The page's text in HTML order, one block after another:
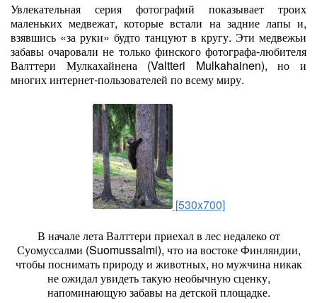
Увлекательная серия фотографий показывает троих
маленьких медвежат, которые встали на задние лапы и,
взявшись «за руки» будто танцуют в кругу. Эти медвежьи
забавы очаровали не только финского фотографа-любителя
Валттери Мулкахайнена (Valtteri Mulkahainen), но и
многих интернет-пользователей по всему миру.
[530x700]
В начале лета Валттери приехал в лес недалеко от
Суомуссалми (Suomussalmi), что на востоке Финляндии,
чтобы поснимать природу и животных, но мужчина никак
не ожидал увидеть такую необычную сценку,
напоминающую забавы на детской площадке.